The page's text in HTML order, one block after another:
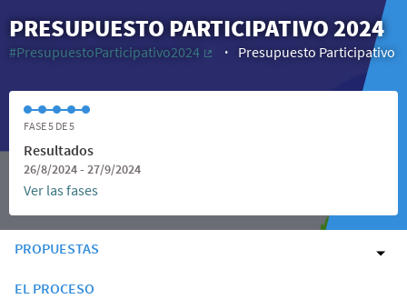
PRESUPUESTO PARTICIPATIVO 2024
#PresupuestoParticipativo2024
Presupuesto Participativo
FASE 5 DE 5
Resultados
26/8/2024 - 27/9/2024
Ver las fases
PROPUESTAS
EL PROCESO